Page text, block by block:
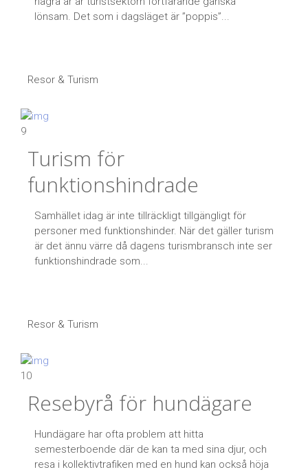
lönsam. Det som i dagsläget är ”poppis”...
Resor & Turism
9
Turism för
funktionshindrade
Samhället idag är inte tillräckligt tillgängligt för
personer med funktionshinder. När det gäller turism
är det ännu värre då dagens turismbransch inte ser
funktionshindrade som...
Resor & Turism
10
Resebyrå för hundägare
Hundägare har ofta problem att hitta
semesterboende där de kan ta med sina djur, och
resa i kollektivtrafiken med en hund kan också höja